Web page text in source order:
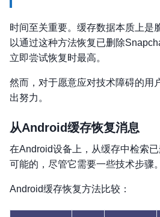
时间至关重要。缓存数据本质上是
以通过这种方法恢复已删除
立即尝试恢复时最高。
然而，对于愿意应对技术障碍的用
出努力。
从Android缓存恢复消息
在Android设备上，从缓存中检索
可能的，尽管它需要一些技术步骤。
Android缓存恢复方法比较：